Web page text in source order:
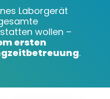
Laborgerät
wollen –
ersten
.